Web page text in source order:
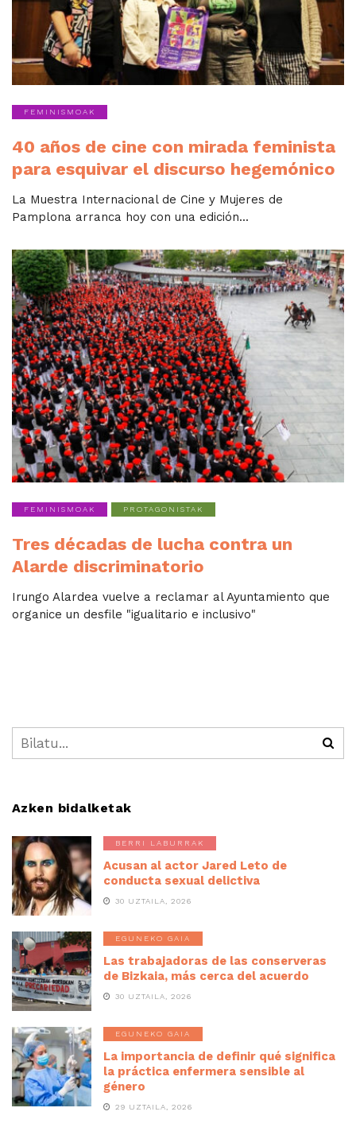
FEMINISMOAK
40 años de cine con mirada feminista
para esquivar el discurso hegemónico
La Muestra Internacional de Cine y Mujeres de
Pamplona arranca hoy con una edición...
FEMINISMOAK PROTAGONISTAK
Tres décadas de lucha contra un
Alarde discriminatorio
Irungo Alardea vuelve a reclamar al Ayuntamiento que
organice un desfile "igualitario e inclusivo"
Azken bidalketak
BERRI LABURRAK
Acusan al actor Jared Leto de
conducta sexual delictiva
30 UZTAILA, 2026
EGUNEKO GAIA
Las trabajadoras de las conserveras
de Bizkaia, más cerca del acuerdo
30 UZTAILA, 2026
EGUNEKO GAIA
La importancia de definir qué significa
la práctica enfermera sensible al
género
29 UZTAILA, 2026